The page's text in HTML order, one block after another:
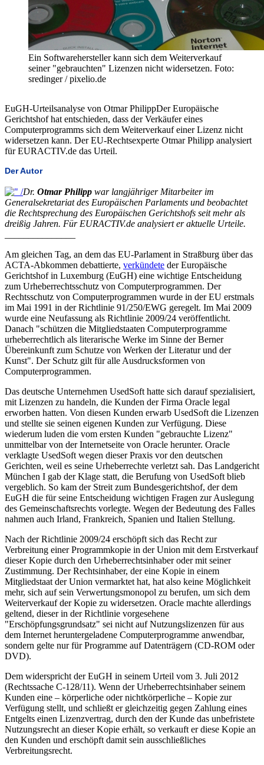
Ein Softwarehersteller kann sich dem Weiterverkauf
seiner "gebrauchten" Lizenzen nicht widersetzen. Foto:
sredinger / pixelio.de
EuGH-Urteilsanalyse von Otmar PhilippDer Europäische
Gerichtshof hat entschieden, dass der Verkäufer eines
Computerprogramms sich dem Weiterverkauf einer Lizenz nicht
widersetzen kann. Der EU-Rechtsexperte Otmar Philipp analysiert
für EURACTIV.de das Urteil.
Der Autor
Dr. Otmar Philipp war langjähriger Mitarbeiter im
Generalsekretariat des Europäischen Parlaments und beobachtet
die Rechtsprechung des Europäischen Gerichtshofs seit mehr als
dreißig Jahren. Für EURACTIV.de analysiert er aktuelle Urteile.
Am gleichen Tag, an dem das EU-Parlament in Straßburg über das
ACTA-Abkommen debattierte, verkündete der Europäische
Gerichtshof in Luxemburg (EuGH) eine wichtige Entscheidung
zum Urheberrechtsschutz von Computerprogrammen. Der
Rechtsschutz von Computerprogrammen wurde in der EU erstmals
im Mai 1991 in der Richtlinie 91/250/EWG geregelt. Im Mai 2009
wurde eine Neufassung als Richtlinie 2009/24 veröffentlicht.
Danach "schützen die Mitgliedstaaten Computerprogramme
urheberrechtlich als literarische Werke im Sinne der Berner
Übereinkunft zum Schutze von Werken der Literatur und der
Kunst". Der Schutz gilt für alle Ausdrucksformen von
Computerprogrammen.
Das deutsche Unternehmen UsedSoft hatte sich darauf spezialisiert,
mit Lizenzen zu handeln, die Kunden der Firma Oracle legal
erworben hatten. Von diesen Kunden erwarb UsedSoft die Lizenzen
und stellte sie seinen eigenen Kunden zur Verfügung. Diese
wiederum luden die vom ersten Kunden "gebrauchte Lizenz"
unmittelbar von der Internetseite von Oracle herunter. Oracle
verklagte UsedSoft wegen dieser Praxis vor den deutschen
Gerichten, weil es seine Urheberrechte verletzt sah. Das Landgericht
München I gab der Klage statt, die Berufung von UsedSoft blieb
vergeblich. So kam der Streit zum Bundesgerichtshof, der dem
EuGH die für seine Entscheidung wichtigen Fragen zur Auslegung
des Gemeinschaftsrechts vorlegte. Wegen der Bedeutung des Falles
nahmen auch Irland, Frankreich, Spanien und Italien Stellung.
Nach der Richtlinie 2009/24 erschöpft sich das Recht zur
Verbreitung einer Programmkopie in der Union mit dem Erstverkauf
dieser Kopie durch den Urheberrechtsinhaber oder mit seiner
Zustimmung. Der Rechtsinhaber, der eine Kopie in einem
Mitgliedstaat der Union vermarktet hat, hat also keine Möglichkeit
mehr, sich auf sein Verwertungsmonopol zu berufen, um sich dem
Weiterverkauf der Kopie zu widersetzen. Oracle machte allerdings
geltend, dieser in der Richtlinie vorgesehene
"Erschöpfungsgrundsatz" sei nicht auf Nutzungslizenzen für aus
dem Internet heruntergeladene Computerprogramme anwendbar,
sondern gelte nur für Programme auf Datenträgern (CD-ROM oder
DVD).
Dem widerspricht der EuGH in seinem Urteil vom 3. Juli 2012
(Rechtssache C-128/11). Wenn der Urheberrechtsinhaber seinem
Kunden eine – körperliche oder nichtkörperliche – Kopie zur
Verfügung stellt, und schließt er gleichzeitig gegen Zahlung eines
Entgelts einen Lizenzvertrag, durch den der Kunde das unbefristete
Nutzungsrecht an dieser Kopie erhält, so verkauft er diese Kopie an
den Kunden und erschöpft damit sein ausschließliches
Verbreitungsrecht.